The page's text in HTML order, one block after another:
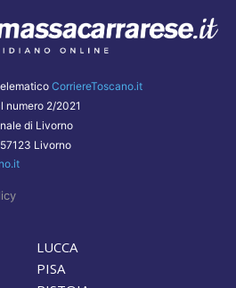
CorriereToscano.it
numero 2/2021
di Livorno
Livorno
LUCCA
PISA